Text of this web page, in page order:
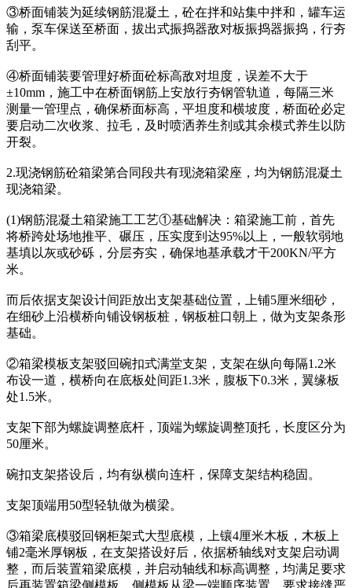
③桥面铺装为延续钢筋混凝土，砼在拌和站集中拌和，罐车运
输，泵车保送至桥面，拔出式振捣器敌对板振捣器振捣，行夯
刮平。
④桥面铺装要管理好桥面砼标高敌对坦度，误差不大于
±10mm，施工中在桥面钢筋上安放行夯钢管轨道，每隔三米
测量一管理点，确保桥面标高，平坦度和横坡度，桥面砼必定
要启动二次收浆、拉毛，及时喷洒养生剂或其余模式养生以防
开裂。
2.现浇钢筋砼箱梁第合同段共有现浇箱梁座，均为钢筋混凝土
现浇箱梁。
(1)钢筋混凝土箱梁施工工艺①基础解决：箱梁施工前，首先
将桥跨处场地推平、碾压，压实度到达95%以上，一般软弱地
基填以灰或砂砾，分层夯实，确保地基承载才干200KN/平方
米。
而后依据支架设计间距放出支架基础位置，上铺5厘米细砂，
在细砂上沿横桥向铺设钢板桩，钢板桩口朝上，做为支架条形
基础。
②箱梁模板支架驳回碗扣式满堂支架，支架在纵向每隔1.2米
布设一道，横桥向在底板处间距1.3米，腹板下0.3米，翼缘板
处1.5米。
支架下部为螺旋调整底杆，顶端为螺旋调整顶托，长度区分为
50厘米。
碗扣支架搭设后，均有纵横向连杆，保障支架结构稳固。
支架顶端用50型轻轨做为横梁。
③箱梁底模驳回钢柜架式大型底模，上镶4厘米木板，木板上
铺2毫米厚钢板，在支架搭设好后，依据桥轴线对支架启动调
整，而后装置箱梁底模，并启动轴线和标高调整，均满足要求
后再装置箱梁侧模板，侧模板从梁一端顺序装置，要求接缝严